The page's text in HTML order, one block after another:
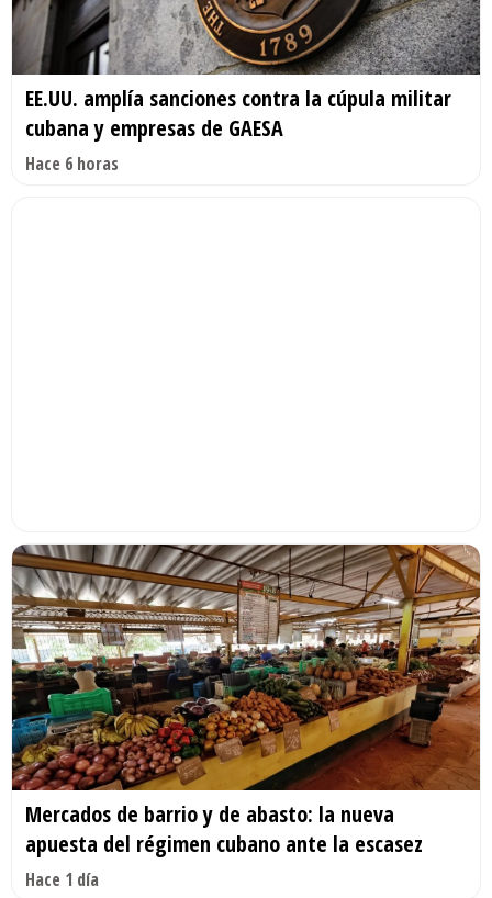
EE.UU. amplía sanciones contra la cúpula militar
cubana y empresas de GAESA
Hace 6 horas
Mercados de barrio y de abasto: la nueva
apuesta del régimen cubano ante la escasez
Hace 1 día